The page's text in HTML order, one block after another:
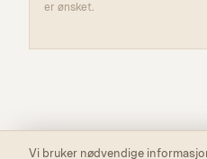
er ønsket.
Vi bruker nødvendige